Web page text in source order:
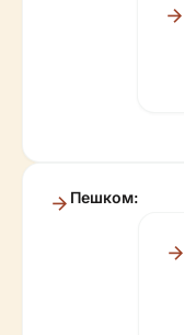
Пешком: